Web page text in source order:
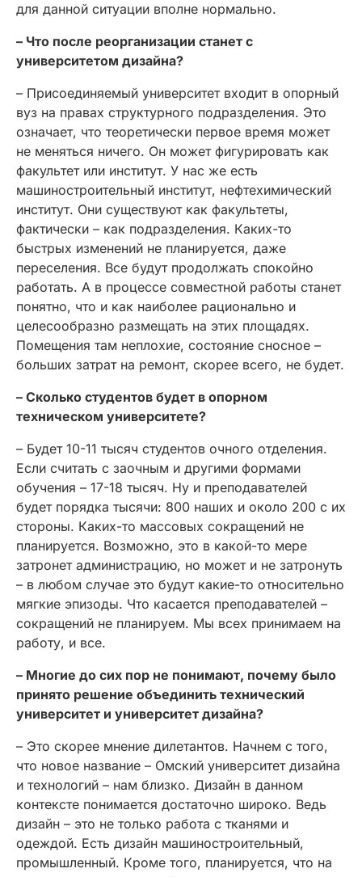
для данной ситуации вполне нормально.
– Что после реорганизации станет с
университетом дизайна?
– Присоединяемый университет входит в опорный
вуз на правах структурного подразделения. Это
означает, что теоретически первое время может
не меняться ничего. Он может фигурировать как
факультет или институт. У нас же есть
машиностроительный институт, нефтехимический
институт. Они существуют как факультеты,
фактически – как подразделения. Каких-то
быстрых изменений не планируется, даже
переселения. Все будут продолжать спокойно
работать. А в процессе совместной работы станет
понятно, что и как наиболее рационально и
целесообразно размещать на этих площадях.
Помещения там неплохие, состояние сносное –
больших затрат на ремонт, скорее всего, не будет.
– Сколько студентов будет в опорном
техническом университете?
– Будет 10-11 тысяч студентов очного отделения.
Если считать с заочным и другими формами
обучения – 17-18 тысяч. Ну и преподавателей
будет порядка тысячи: 800 наших и около 200 с их
стороны. Каких-то массовых сокращений не
планируется. Возможно, это в какой-то мере
затронет администрацию, но может и не затронуть
– в любом случае это будут какие-то относительно
мягкие эпизоды. Что касается преподавателей –
сокращений не планируем. Мы всех принимаем на
работу, и все.
– Многие до сих пор не понимают, почему было
принято решение объединить технический
университет и университет дизайна?
– Это скорее мнение дилетантов. Начнем с того,
что новое название – Омский университет дизайна
и технологий – нам близко. Дизайн в данном
контексте понимается достаточно широко. Ведь
дизайн – это не только работа с тканями и
одеждой. Есть дизайн машиностроительный,
промышленный. Кроме того, планируется, что на